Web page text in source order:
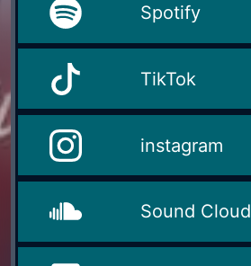
Spotify
TikTok
instagram
Sound Cloud